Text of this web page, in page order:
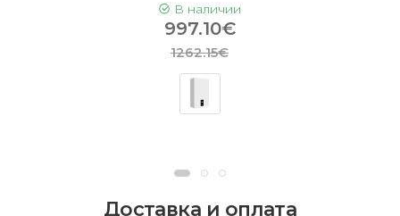
В наличии
997.10€
1262.15€
Доставка и оплата